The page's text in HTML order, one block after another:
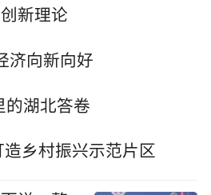
新理论
济向新向好
的湖北答卷
乡村振兴示范片区